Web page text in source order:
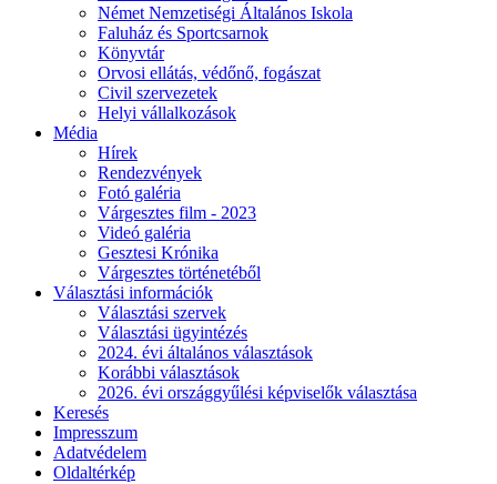
Német Nemzetiségi Általános Iskola
Faluház és Sportcsarnok
Könyvtár
Orvosi ellátás, védőnő, fogászat
Civil szervezetek
Helyi vállalkozások
Média
Hírek
Rendezvények
Fotó galéria
Várgesztes film - 2023
Videó galéria
Gesztesi Krónika
Várgesztes történetéből
Választási információk
Választási szervek
Választási ügyintézés
2024. évi általános választások
Korábbi választások
2026. évi országgyűlési képviselők választása
Keresés
Impresszum
Adatvédelem
Oldaltérkép